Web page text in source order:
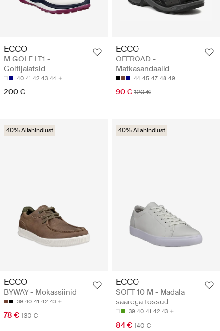
ECCO
M GOLF LT1 -
Golfijalatsid
40 41 42 43 44
200 €
ECCO
OFFROAD -
Matkasandaalid
44 45 47 48 49
90 € 120 €
40% Allahindlust
ECCO
BYWAY - Mokassiinid
39 40 41 42 43
78 € 130 €
40% Allahindlust
ECCO
SOFT 10 M - Madala
säärega tossud
39 40 41 42 43
84 € 140 €